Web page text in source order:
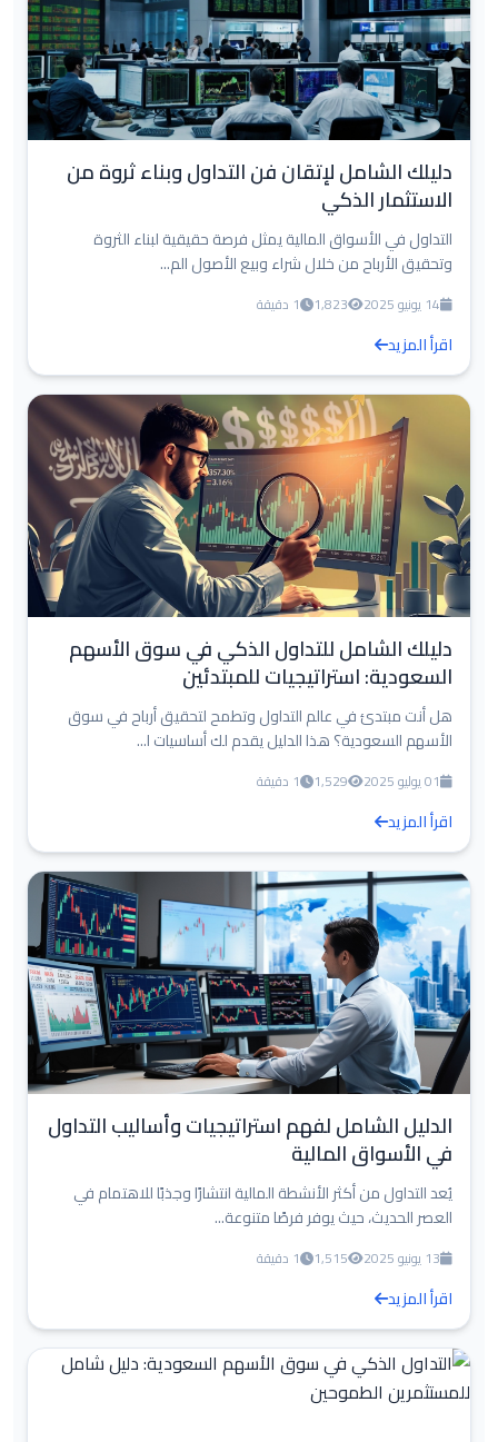
دليلك الشامل لإتقان فن التداول وبناء ثروة من
الاستثمار الذكي
التداول في الأسواق المالية يمثل فرصة حقيقية لبناء الثروة
وتحقيق الأرباح من خلال شراء وبيع الأصول الم...
14 يونيو 2025 1,823 1 دقيقة
اقرأ المزيد
دليلك الشامل للتداول الذكي في سوق الأسهم
السعودية: استراتيجيات للمبتدئين
هل أنت مبتدئ في عالم التداول وتطمح لتحقيق أرباح في سوق
الأسهم السعودية؟ هذا الدليل يقدم لك أساسيات ا...
01 يوليو 2025 1,529 1 دقيقة
اقرأ المزيد
الدليل الشامل لفهم استراتيجيات وأساليب التداول
في الأسواق المالية
يُعد التداول من أكثر الأنشطة المالية انتشارًا وجذبًا للاهتمام في
العصر الحديث، حيث يوفر فرصًا متنوعة...
13 يونيو 2025 1,515 1 دقيقة
اقرأ المزيد